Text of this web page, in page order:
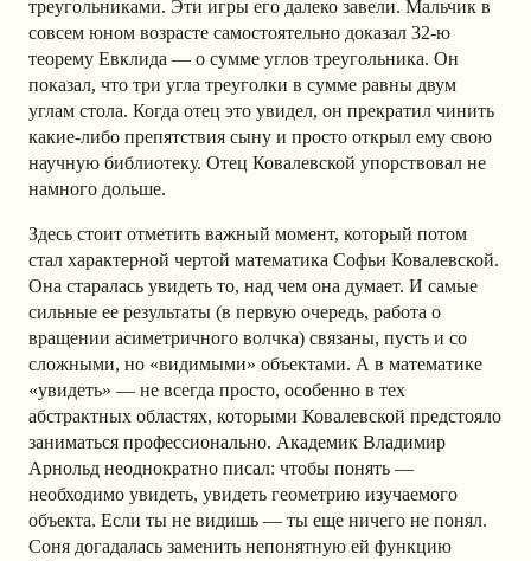
треугольниками. Эти игры его далеко завели. Мальчик в
совсем юном возрасте самостоятельно доказал 32-ю
теорему Евклида — о сумме углов треугольника. Он
показал, что три угла треуголки в сумме равны двум
углам стола. Когда отец это увидел, он прекратил чинить
какие-либо препятствия сыну и просто открыл ему свою
научную библиотеку. Отец Ковалевской упорствовал не
намного дольше.
Здесь стоит отметить важный момент, который потом
стал характерной чертой математика Софьи Ковалевской.
Она старалась увидеть то, над чем она думает. И самые
сильные ее результаты (в первую очередь, работа о
вращении асиметричного волчка) связаны, пусть и со
сложными, но «видимыми» объектами. А в математике
«увидеть» — не всегда просто, особенно в тех
абстрактных областях, которыми Ковалевской предстояло
заниматься профессионально. Академик Владимир
Арнольд неоднократно писал: чтобы понять —
необходимо увидеть, увидеть геометрию изучаемого
объекта. Если ты не видишь — ты еще ничего не понял.
Соня догадалась заменить непонятную ей функцию